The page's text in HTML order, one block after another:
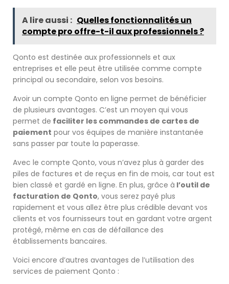
A lire aussi : Quelles fonctionnalités un
compte pro offre-t-il aux professionnels ?
Qonto est destinée aux professionnels et aux
entreprises et elle peut être utilisée comme compte
principal ou secondaire, selon vos besoins.
Avoir un compte Qonto en ligne permet de bénéficier
de plusieurs avantages. C’est un moyen qui vous
permet de faciliter les commandes de cartes de
paiement pour vos équipes de manière instantanée
sans passer par toute la paperasse.
Avec le compte Qonto, vous n’avez plus à garder des
piles de factures et de reçus en fin de mois, car tout est
bien classé et gardé en ligne. En plus, grâce à l’outil de
facturation de Qonto, vous serez payé plus
rapidement et vous allez être plus crédible devant vos
clients et vos fournisseurs tout en gardant votre argent
protégé, même en cas de défaillance des
établissements bancaires.
Voici encore d’autres avantages de l’utilisation des
services de paiement Qonto :